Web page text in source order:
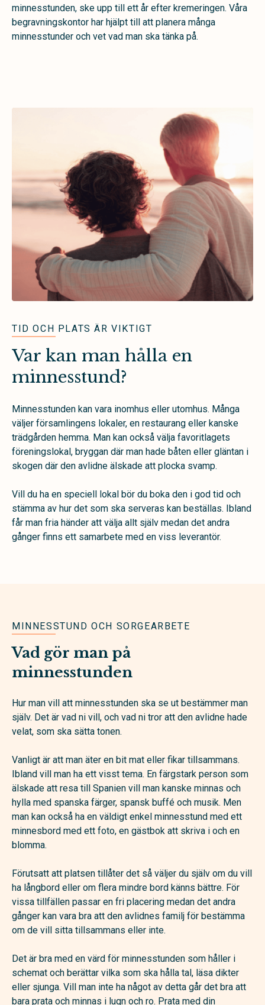
minnesstunden, ske upp till ett år efter kremeringen. Våra
begravningskontor har hjälpt till att planera många
minnesstunder och vet vad man ska tänka på.
TID OCH PLATS ÄR VIKTIGT
Var kan man hålla en
minnesstund?
Minnesstunden kan vara inomhus eller utomhus. Många
väljer församlingens lokaler, en restaurang eller kanske
trädgården hemma. Man kan också välja favoritlagets
föreningslokal, bryggan där man hade båten eller gläntan i
skogen där den avlidne älskade att plocka svamp.
Vill du ha en speciell lokal bör du boka den i god tid och
stämma av hur det som ska serveras kan beställas. Ibland
får man fria händer att välja allt själv medan det andra
gånger finns ett samarbete med en viss leverantör.
MINNESSTUND OCH SORGEARBETE
Vad gör man på
minnesstunden
Hur man vill att minnesstunden ska se ut bestämmer man
själv. Det är vad ni vill, och vad ni tror att den avlidne hade
velat, som ska sätta tonen.
Vanligt är att man äter en bit mat eller fikar tillsammans.
Ibland vill man ha ett visst tema. En färgstark person som
älskade att resa till Spanien vill man kanske minnas och
hylla med spanska färger, spansk buffé och musik. Men
man kan också ha en väldigt enkel minnesstund med ett
minnesbord med ett foto, en gästbok att skriva i och en
blomma.
Förutsatt att platsen tillåter det så väljer du själv om du vill
ha långbord eller om flera mindre bord känns bättre. För
vissa tillfällen passar en fri placering medan det andra
gånger kan vara bra att den avlidnes familj för bestämma
om de vill sitta tillsammans eller inte.
Det är bra med en värd för minnesstunden som håller i
schemat och berättar vilka som ska hålla tal, läsa dikter
eller sjunga. Vill man inte ha något av detta går det bra att
bara prata och minnas i lugn och ro. Prata med din